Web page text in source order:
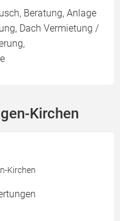
Beratung, Anlage
Dach Vermietung /
Kirchen
Kirchen